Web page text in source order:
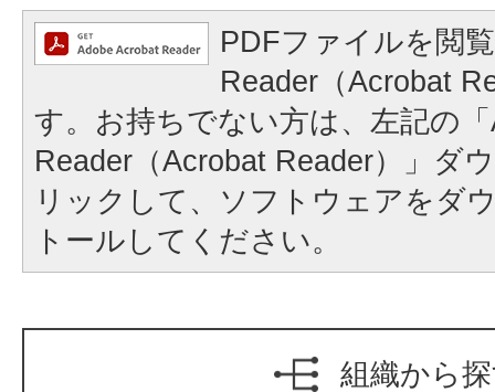
PDFファイルを閲
Reader（Acrobat
す。お持ちでない方は、左記の
Reader（Acrobat Reader）」ダ
リックして、ソフトウェアをダ
トールしてください。
組織から